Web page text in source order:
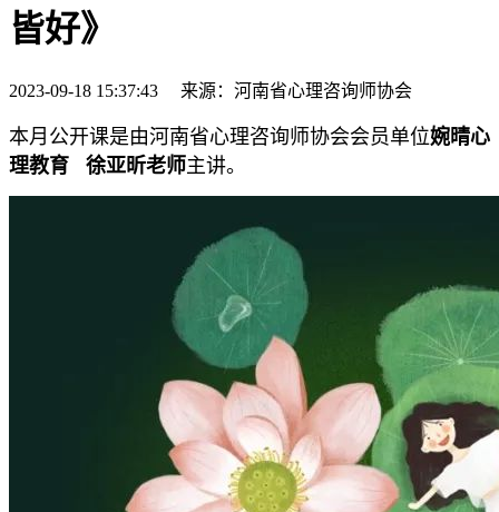
皆好》
2023-09-18 15:37:43 来源：河南省心理咨询师协会
本月公开课是由河南省心理咨询师协会会员单位婉晴心
理教育 徐亚昕老师主讲。